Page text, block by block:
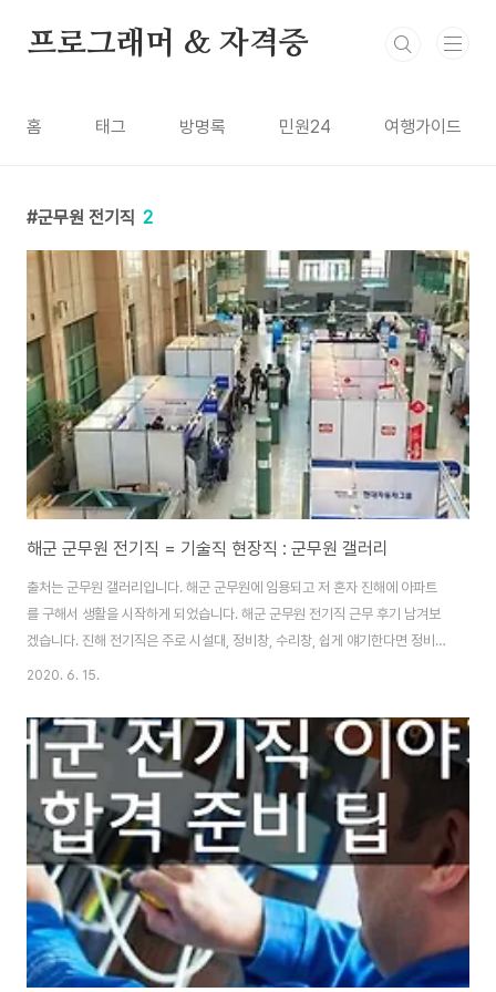
프로그래머 & 자격증
홈 태그 방명록 민원24 여행가이드
군무원 전기직 2
해군 군무원 전기직 = 기술직 현장직 : 군무원 갤러리
출처는 군무원 갤러리입니다. 해군 군무원에 임용되고 저 혼자 진해에 아파트
를 구해서 생활을 시작하게 되었습니다. 해군 군무원 전기직 근무 후기 남겨보
겠습니다. 진해 전기직은 주로 시설대, 정비창, 수리창, 쉽게 얘기한다면 정비창
과 시설대 쪽으로 나누어진다고 보시면 됩니다. 시설대 쪽은 전기시설관리 일
대 분위기는 부대마다 다르고 특성마다 다르고 반마다 해군 군무원 모두 다릅
니다. 그리고 해군 9급 전기직 쪽의 공부는 뭐가 좋다 나쁘다 얘기하기가 힘든
게 현직 중위나 대위가 문제를 선별해서 낸다고 하더군요. 주로 명문대 출신의.
그러니깐 일반 지방직 문제보다는 국가직 기출문제를 보시면 도움이 많이 됩니
다. 점수 커트라인이 몇 점이 ..
2020. 6. 15.